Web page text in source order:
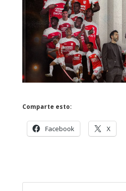
Comparte esto:
Facebook X